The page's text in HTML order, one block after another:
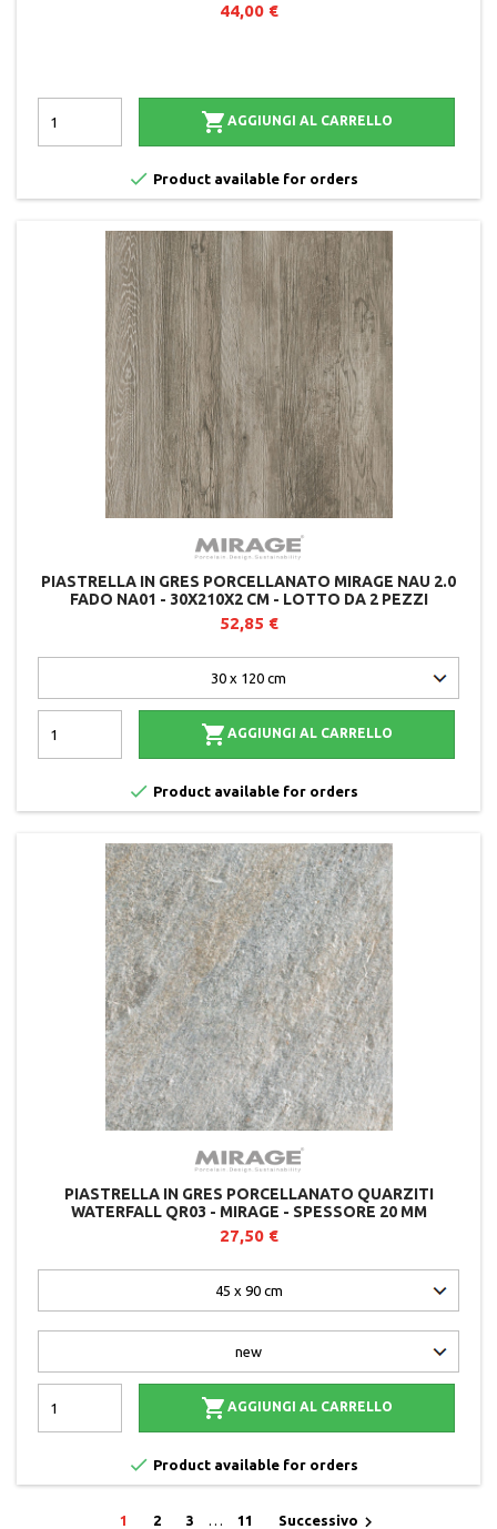
44,00 €
 AGGIUNGI AL CARRELLO
 Product available for orders
PIASTRELLA IN GRES PORCELLANATO MIRAGE NAU 2.0
FADO NA01 - 30X210X2 CM - LOTTO DA 2 PEZZI
52,85 €
 AGGIUNGI AL CARRELLO
 Product available for orders
PIASTRELLA IN GRES PORCELLANATO QUARZITI
WATERFALL QR03 - MIRAGE - SPESSORE 20 MM
27,50 €
 AGGIUNGI AL CARRELLO
 Product available for orders
1 2 3 … 11 Successivo 